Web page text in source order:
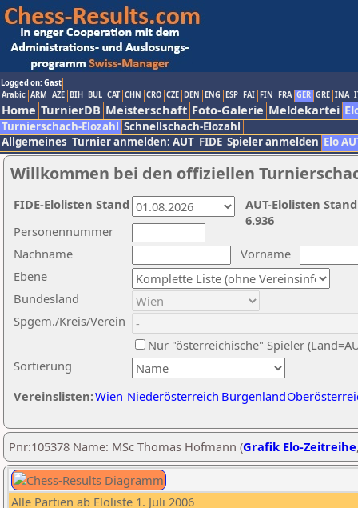
Logged on: Gast
Arabic ARM AZE BIH BUL CAT CHN CRO CZE DEN ENG ESP FAI FIN FRA GER GRE INA
Home TurnierDB Meisterschaft Foto-Galerie Meldekartei
Turnierschach-Elozahl Schnellschach-Elozahl
Allgemeines Turnier anmelden: AUT FIDE Spieler anmelden Elo
Willkommen bei den offiziellen
Nachname
Vorname
Ebene
Sortierung
Personennummer
Bundesland
Spgem./Kreis/Verein
Nur "österreichische" Spieler
Vereinslisten:Wien Niederösterreich Burgenland
AUT-Elolisten
6.936
FIDE-Elolisten Stand
Pnr:105378 Name: MSc Thomas Hofmann (Grafik Elo-Zeitreihe
Alle Partien ab Eloliste 1. Juli 2006